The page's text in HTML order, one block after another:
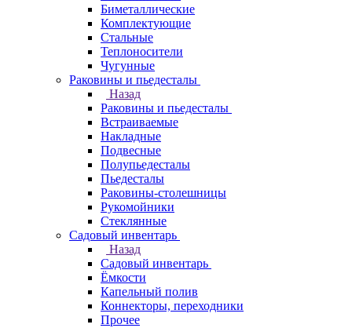
Биметаллические
Комплектующие
Стальные
Теплоносители
Чугунные
Раковины и пьедесталы
Назад
Раковины и пьедесталы
Встраиваемые
Накладные
Подвесные
Полупьедесталы
Пьедесталы
Раковины-столешницы
Рукомойники
Стеклянные
Садовый инвентарь
Назад
Садовый инвентарь
Ёмкости
Капельный полив
Коннекторы, переходники
Прочее